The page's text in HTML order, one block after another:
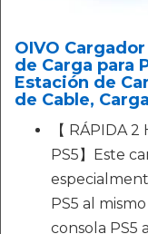
OIVO
de Carga para
Estación de
de Cable,
【 RÁPIDA
PS5】Este
PS5 al
consola PS5